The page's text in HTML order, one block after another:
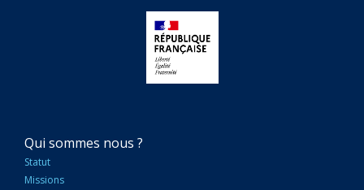
NAVIGATION
PRINCIPALE
Qui sommes nous ?
Statut
Missions